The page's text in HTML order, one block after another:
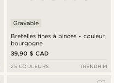
Bretelles fines à pinces - couleur
bourgogne
Gravable
39,90 $ CAD
25 COULEURS TRENDHIM